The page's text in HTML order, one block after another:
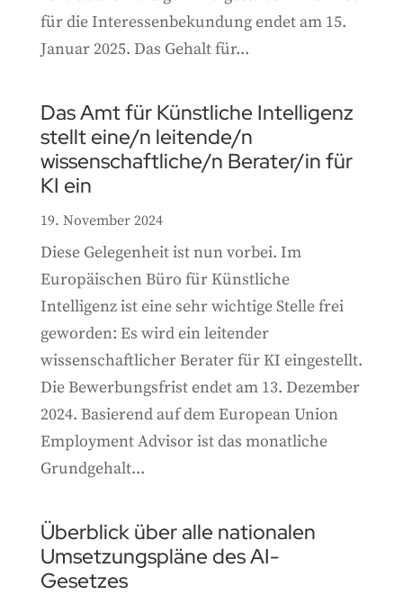
für die Interessenbekundung endet am 15.
Januar 2025. Das Gehalt für...
Das Amt für Künstliche Intelligenz
stellt eine/n leitende/n
wissenschaftliche/n Berater/in für
KI ein
19. November 2024
Diese Gelegenheit ist nun vorbei. Im
Europäischen Büro für Künstliche
Intelligenz ist eine sehr wichtige Stelle frei
geworden: Es wird ein leitender
wissenschaftlicher Berater für KI eingestellt.
Die Bewerbungsfrist endet am 13. Dezember
2024. Basierend auf dem European Union
Employment Advisor ist das monatliche
Grundgehalt...
Überblick über alle nationalen
Umsetzungspläne des AI-
Gesetzes